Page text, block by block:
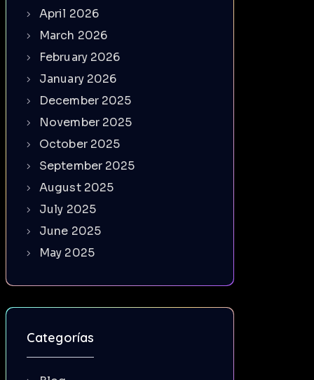
April 2026
March 2026
February 2026
January 2026
December 2025
November 2025
October 2025
September 2025
August 2025
July 2025
June 2025
May 2025
Categorías